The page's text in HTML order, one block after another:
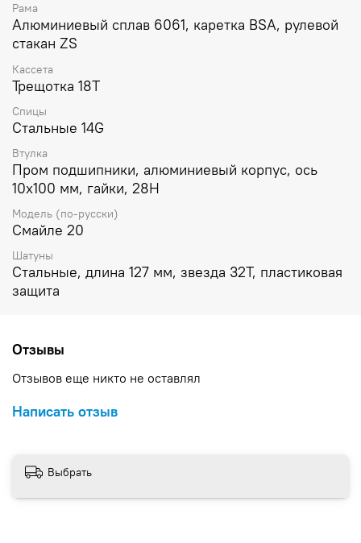
Рама
Алюминиевый сплав 6061, каретка BSA, рулевой
стакан ZS
Кассета
Трещотка 18T
Спицы
Стальные 14G
Втулка
Пром подшипники, алюминиевый корпус, ось
10х100 мм, гайки, 28H
Модель (по-русски)
Смайле 20
Шатуны
Стальные, длина 127 мм, звезда 32Т, пластиковая
защита
Отзывы
Отзывов еще никто не оставлял
Написать отзыв
Выбрать